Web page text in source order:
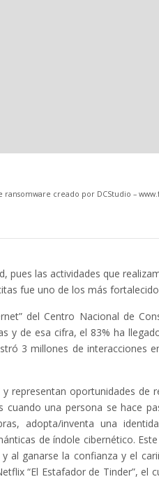
creado por DCStudio –
pues las actividades que
fue uno de los más
del Centro Nacional de
y de esa cifra, el 83% ha
3 millones de interacciones
representan oportunidades de
una persona se hace
adopta/inventa una
de índole cibernético.
al ganarse la confianza y el
“El Estafador de Tinder”, el